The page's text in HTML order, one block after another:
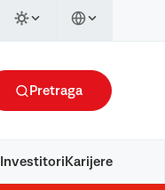
Pretraga
Investitori Karijere